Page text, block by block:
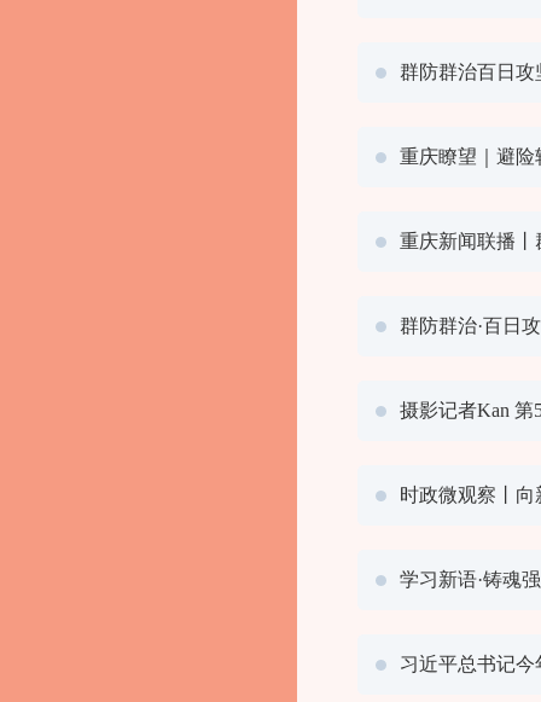
群防群治百日攻
重庆瞭望｜避
重庆新闻联播丨
群防群治·百日
摄影记者Kan
时政微观察丨
学习新语·铸魂
习近平总书记